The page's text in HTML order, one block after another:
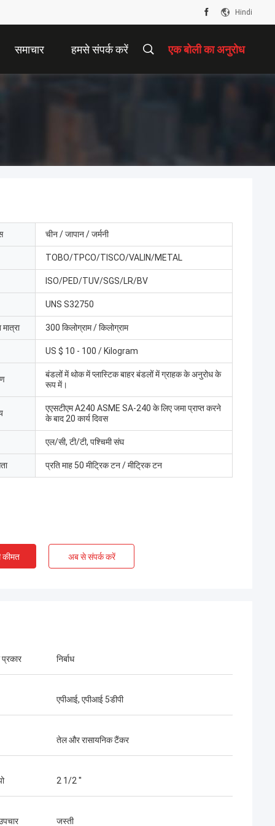
Hindi
समाचार हमसे संपर्क करें एक बोली का अनुरोध
चीन / जापान / जर्मनी
TOBO/TPCO/TISCO/VALIN/METAL
ISO/PED/TUV/SGS/LR/BV
UNS S32750
300 किलोग्राम / किलोग्राम
US $ 10 - 100 / Kilogram
बंडलों में थोक में प्लास्टिक बाहर बंडलों में ग्राहक के अनुरोध के
रूप में।
एएसटीएम A240 ASME SA-240 के लिए जमा प्राप्त करने
के बाद 20 कार्य दिवस
एल/सी, टी/टी, पश्चिमी संघ
प्रति माह 50 मीट्रिक टन / मीट्रिक टन
कीमत अब से संपर्क करें
प्रकार निर्बाध
एपीआई, एपीआई 5डीपी
तेल और रासायनिक टैंकर
2 1/2 ''
जस्ती